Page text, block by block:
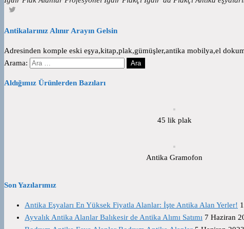
Antikalarınız Alınır Arayın Gelsin
Adresinden komple eski eşya,kitap,plak,gümüşler,antika mobilya,el
Arama:
Aldığımız Ürünlerden Bazıları
45 lik plak
Antika Gramofon
Son Yazılarımız
Antika Eşyaları En Yüksek Fiyatla Alanlar: İşte Antika Alan Yerler!
Ayvalık Antika Alanlar Balıkesir de Antika Alımı Satımı 7 Haziran